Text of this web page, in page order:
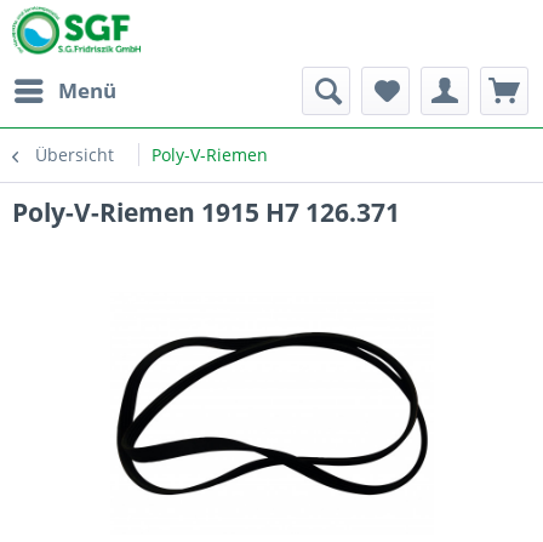
Menü
Übersicht Poly-V-Riemen
Poly-V-Riemen 1915 H7 126.371